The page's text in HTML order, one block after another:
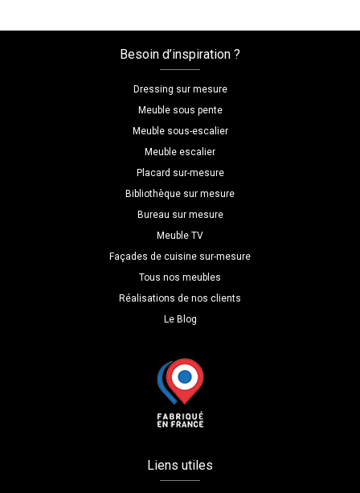
Besoin d’inspiration ?
Dressing sur mesure
Meuble sous pente
Meuble sous-escalier
Meuble escalier
Placard sur-mesure
Bibliothèque sur mesure
Bureau sur mesure
Meuble TV
Façades de cuisine sur-mesure
Tous nos meubles
Réalisations de nos clients
Le Blog
Liens utiles